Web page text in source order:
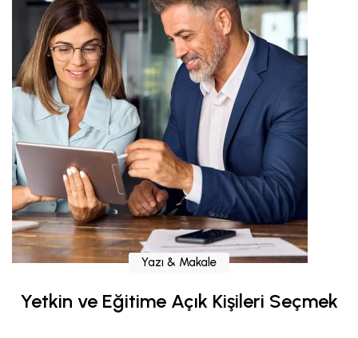
Yazı & Makale
Yetkin ve Eğitime Açık Kişileri Seçmek